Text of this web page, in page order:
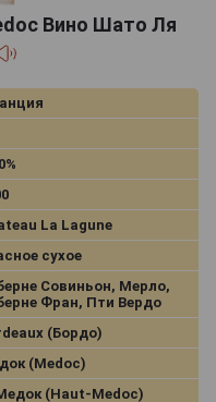
Вино Шато Ля
La Lagune
сухое
Совиньон, Мерло,
Фран, Пти Вердо
(Бордо)
(Medoc)
(Haut-Medoc)